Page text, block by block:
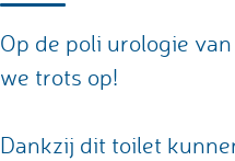
Op de poli urologie
we trots op!
Dankzij dit toilet